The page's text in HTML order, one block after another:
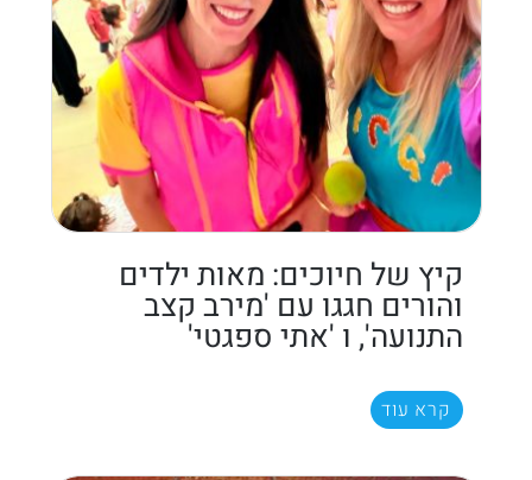
קיץ של חיוכים: מאות ילדים
והורים חגגו עם 'מירב קצב
התנועה', ו 'אתי ספגטי'
קרא עוד